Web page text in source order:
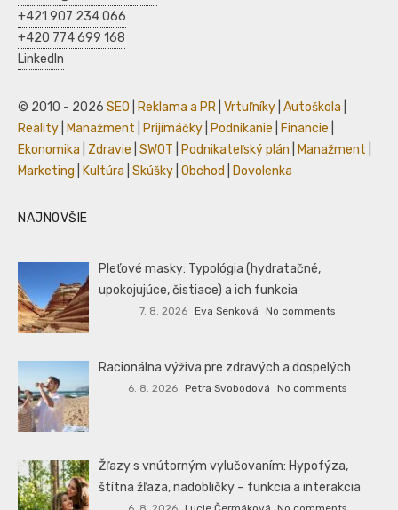
+421 907 234 066
+420 774 699 168
LinkedIn
© 2010 - 2026 SEO Reklama a PR Vrtuľníky Autoškola
Reality
Manažment Prijímáčky Podnikanie Financie
Ekonomika
Zdravie SWOT Podnikateľský plán Manažment
Marketing
Kultúra Skúšky Obchod Dovolenka
NAJNOVŠIE
Pleťové masky: Typológia (hydratačné,
upokojujúce, čistiace) a ich funkcia
7. 8. 2026 Eva Senková No comments
Racionálna výživa pre zdravých a dospelých
6. 8. 2026 Petra Svobodová No comments
Žľazy s vnútorným vylučovaním: Hypofýza,
štítna žľaza, nadobličky – funkcia a interakcia